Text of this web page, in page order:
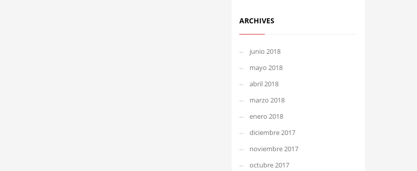
ARCHIVES
junio 2018
mayo 2018
abril 2018
marzo 2018
enero 2018
diciembre 2017
noviembre 2017
octubre 2017